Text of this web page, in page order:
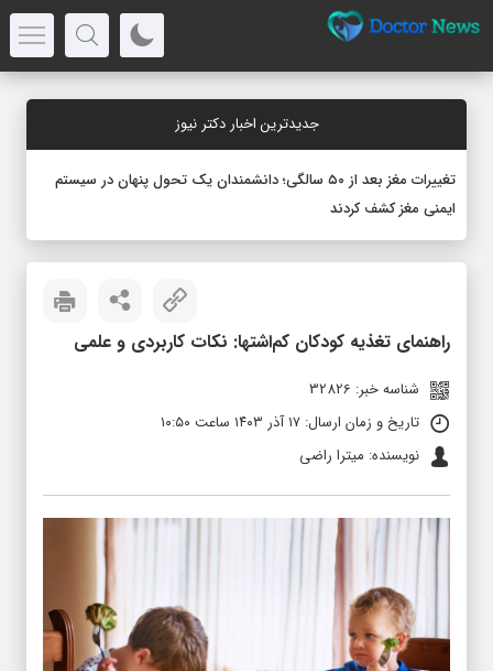
جدیدترین اخبار دکتر نیوز
تغییرات مغز بعد از ۵۰ سالگی؛ دانشمندان یک تحول پنهان در سیستم
ایمنی مغز کشف کردند
راهنمای تغذیه کودکان کم‌اشتها: نکات کاربردی و علمی
شناسه خبر: 32826
تاریخ و زمان ارسال: ۱۷ آذر ۱۴۰۳ ساعت ۱۰:۵۰
نویسنده: میترا راضی